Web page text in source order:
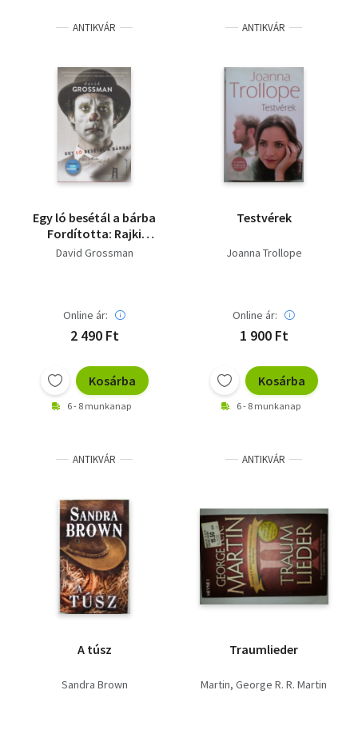
ANTIKVÁR
Egy ló besétál a bárba
Fordította: Rajki
András
David Grossman
Online ár:
2 490 Ft
Kosárba
6 - 8 munkanap
ANTIKVÁR
Testvérek
Joanna Trollope
Online ár:
1 900 Ft
Kosárba
6 - 8 munkanap
ANTIKVÁR
A túsz
Sandra Brown
ANTIKVÁR
Traumlieder
Martin George R. R. Martin